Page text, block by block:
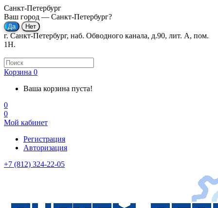
Санкт-Петербург
Ваш город — Санкт-Петербург?
г. Санкт-Петербург, наб. Обводного канала, д.90, лит. А, пом.
1Н.
Корзина 0
Ваша корзина пуста!
0
0
Мой кабинет
Регистрация
Авторизация
+7 (812) 324-22-05